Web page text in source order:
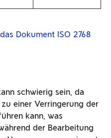
Dokument ISO 2768
schwierig sein, da
einer Verringerung der
kann, was
der Bearbeitung